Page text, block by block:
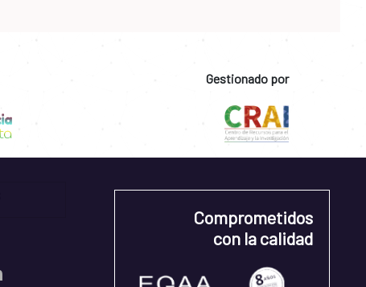
Gestionado por
Comprometidos
con la calidad